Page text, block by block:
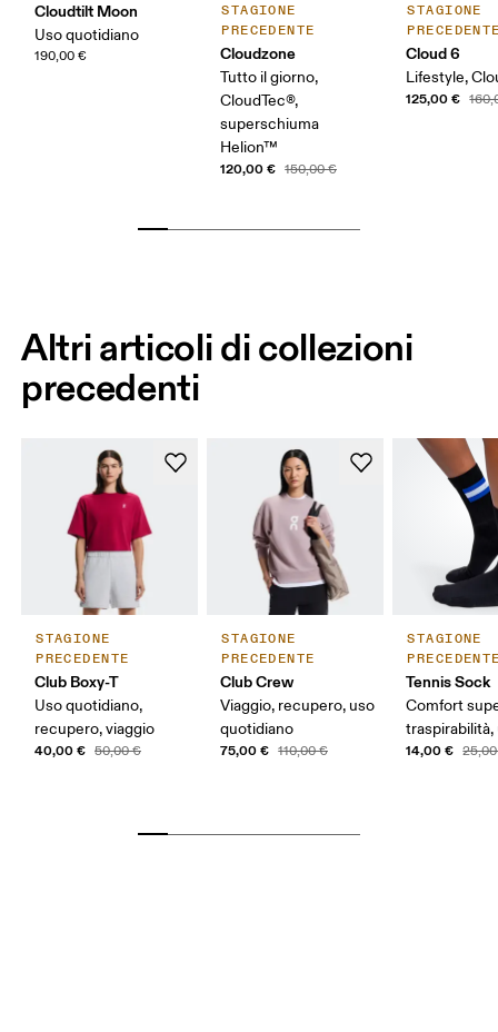
Cloudtilt Moon
Uso quotidiano
190,00 €
STAGIONE
PRECEDENTE
Cloudzone
Tutto il giorno,
CloudTec®,
superschiuma
Helion™
120,00 € 150,00 €
STAGIONE
Cloud 6
Lifestyle,
125,00 €
Altri articoli di collezioni
precedenti
STAGIONE
PRECEDENTE
Club Boxy-T
Uso quotidiano,
recupero, viaggio
40,00 € 50,00 €
STAGIONE
PRECEDENTE
Club Crew
Viaggio, recupero, uso
quotidiano
75,00 € 110,00 €
STAGIONE
Tennis Sock
Comfort
traspirabilità,
14,00 €